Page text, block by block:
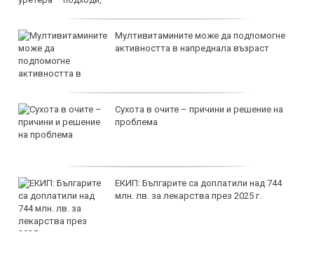
Мултивитамините може да подпомогне
активността в напреднала възраст
Сухота в очите – причини и решение на
проблема
ЕКИП: Българите са доплатили над 744
млн. лв. за лекарства през 2025 г.